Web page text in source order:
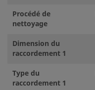
Procédé de
nettoyage
Dimension du
raccordement 1
Type du
raccordement 1